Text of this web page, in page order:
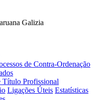
Galizia
de Contra-Ordenação
Título Profissional
Ligações Úteis Estatísticas